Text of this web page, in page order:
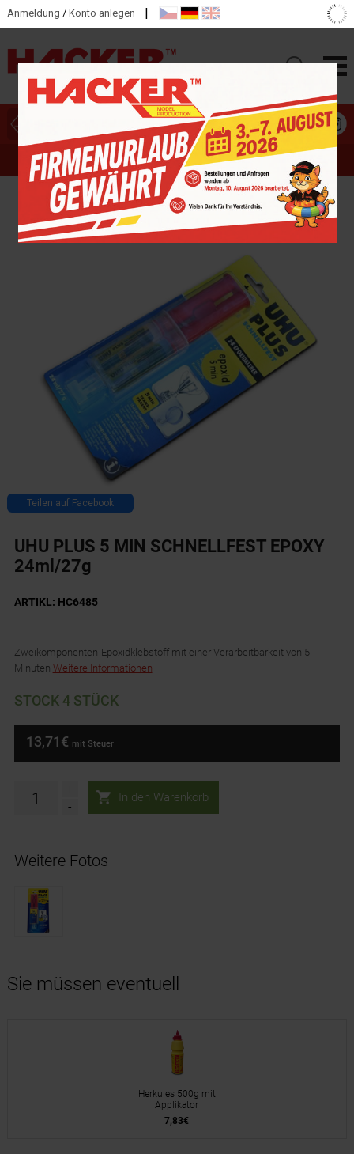
Anmeldung / Konto anlegen |
HAUPTKATEGORIEN
Teilen auf Facebook
UHU PLUS 5 MIN SCHNELLFEST EPOXY
24ml/27g
ARTIKL: HC6485
Zweikomponenten-Epoxidklebstoff mit einer Verarbeitbarkeit von 5
Minuten Weitere Informationen
STOCK 4 STÜCK
13,71€ mit Steuer
+
-
Weitere Fotos
Sie müssen eventuell
Herkules 500g mit
Applikator
7,83€